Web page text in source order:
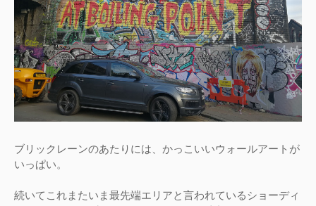
ブリックレーンのあたりには、かっこいいウォールアートが
いっぱい。
続いてこれまたいま最先端エリアと言われているショーディ